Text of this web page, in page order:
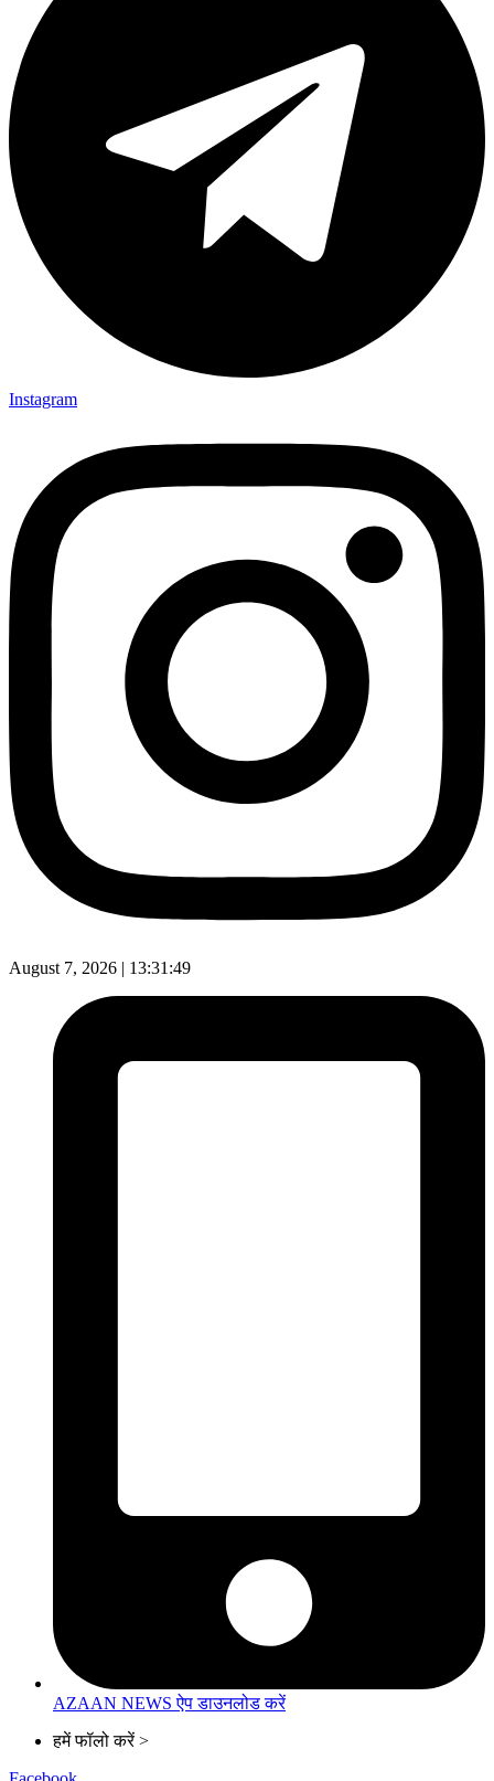
Instagram
August 7, 2026 | 13:31:50
AZAAN NEWS ऐप डाउनलोड करें
हमें फॉलो करें >